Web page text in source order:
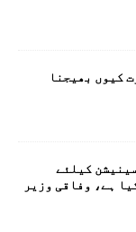
کیوں بھیجنا
کیلئے
کیا ہے، وفاقی وزیر